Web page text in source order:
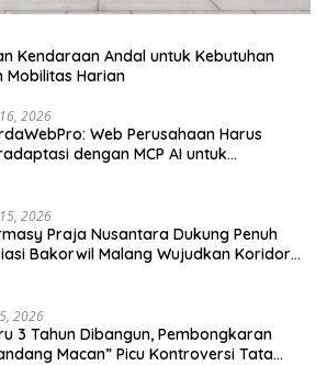
Kendaraan Andal untuk Kebutuhan
Mobilitas Harian
2026
Web Perusahaan Harus
dengan MCP AI untuk
2026
Praja Nusantara Dukung Penuh
Bakorwil Malang Wujudkan Koridor
2026
3 Tahun Dibangun, Pembongkaran
Macan” Picu Kontroversi Tata